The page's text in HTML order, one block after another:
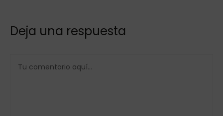
Deja una respuesta